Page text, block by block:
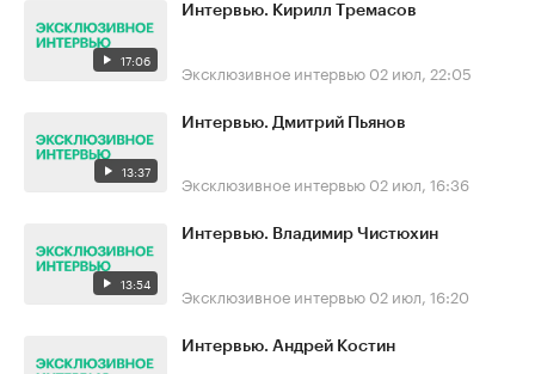
17:06
Интервью. Кирилл Тремасов
Эксклюзивное интервью 02 июл, 22:05
13:37
Интервью. Дмитрий Пьянов
Эксклюзивное интервью 02 июл, 16:36
13:54
Интервью. Владимир Чистюхин
Эксклюзивное интервью 02 июл, 16:20
Интервью. Андрей Костин